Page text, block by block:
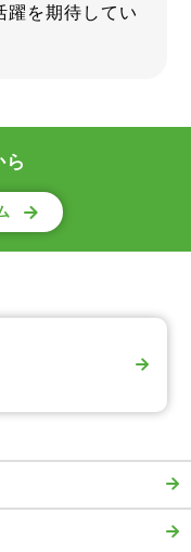
躍を期待してい
ら